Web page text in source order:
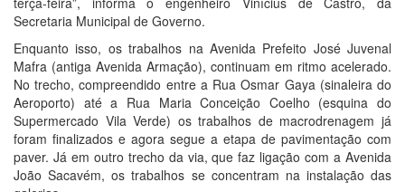
Secretaria Municipal de Governo.
Enquanto isso, os trabalhos na Avenida Prefeito José Juvenal
Mafra (antiga Avenida Armação), continuam em ritmo acelerado.
No trecho, compreendido entre a Rua Osmar Gaya (sinaleira do
Aeroporto) até a Rua Maria Conceição Coelho (esquina do
Supermercado Vila Verde) os trabalhos de macrodrenagem já
foram finalizados e agora segue a etapa de pavimentação com
paver. Já em outro trecho da via, que faz ligação com a Avenida
João Sacavém, os trabalhos se concentram na instalação das